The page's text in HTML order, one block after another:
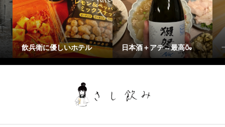
飲兵衛に優しいホテル 日本酒＋アテ→最高🍶